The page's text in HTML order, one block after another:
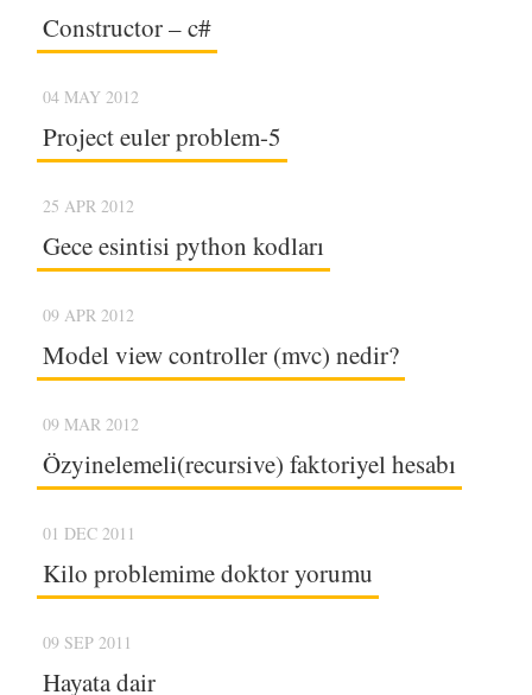
Constructor – c#
04 MAY 2012
Project euler problem-5
25 APR 2012
Gece esintisi python kodları
09 APR 2012
Model view controller (mvc) nedir?
09 MAR 2012
Özyinelemeli(recursive) faktoriyel hesabı
01 DEC 2011
Kilo problemime doktor yorumu
09 SEP 2011
Hayata dair